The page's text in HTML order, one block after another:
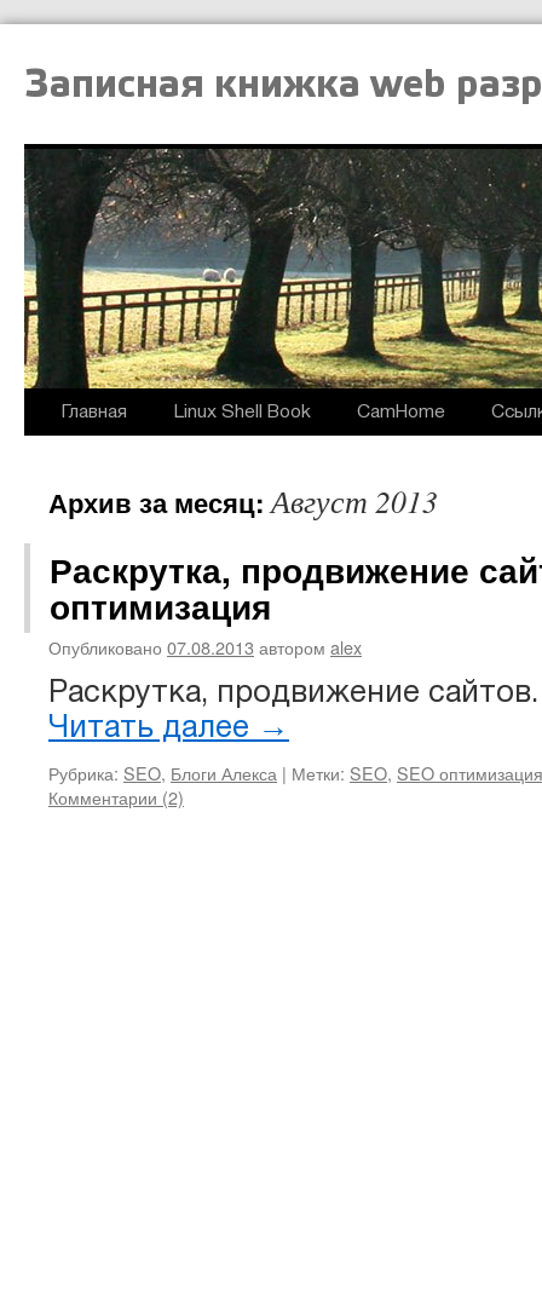
Записная книжка web
Главная Linux Shell Book CamHome
Архив за месяц:Август 2013
Раскрутка, продвижение
оптимизация
Опубликовано 07.08.2013 автором alex
Раскрутка, продвижение
Читать далее →
Рубрика: SEO, Блоги Алекса | Метки: SEO, SEO оптимизация
Комментарии (2)